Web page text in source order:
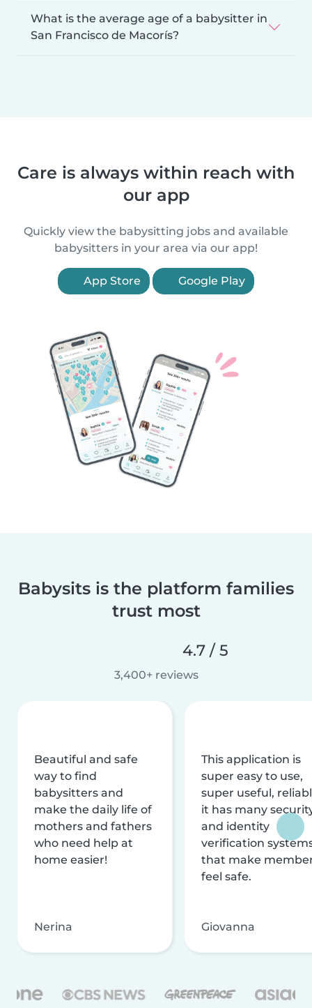
What is the average age of a babysitter in
San Francisco de Macorís?
Care is always within reach with
our app
Quickly view the babysitting jobs and available
babysitters in your area via our app!
App Store Google Play
Babysits is the platform families
trust most
4.7 / 5
3,400+ reviews
Beautiful and safe
way to find
babysitters and
make the daily life of
mothers and fathers
who need help at
home easier!
Nerina
This application is
super easy to use,
super useful,
it has many
and identity
verification
that make
feel safe.
Giovanna